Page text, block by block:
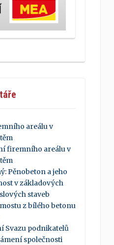
areálu v
firemního areálu v
:Pěnobeton a jeho
v základových
staveb
z bílého betonu
Svazu podnikatelů
společnosti